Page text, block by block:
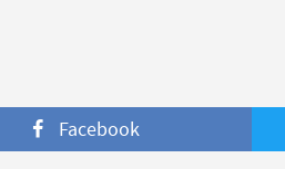
Facebook